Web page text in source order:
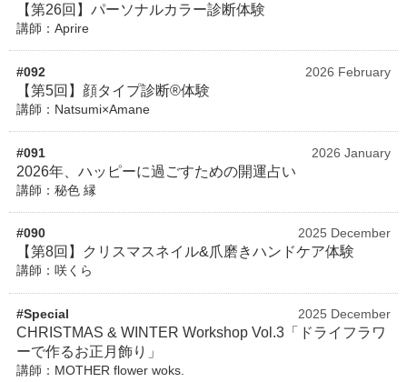
【第26回】パーソナルカラー診断体験
講師：Aprire
#092 2026 February
【第5回】顔タイプ診断®体験
講師：Natsumi×Amane
#091 2026 January
2026年、ハッピーに過ごすための開運占い
講師：秘色 縁
#090 2025 December
【第8回】クリスマスネイル&爪磨きハンドケア体験
講師：咲くら
#Special 2025 December
CHRISTMAS & WINTER Workshop Vol.3「ドライフラワ
ーで作るお正月飾り」
講師：MOTHER flower woks.